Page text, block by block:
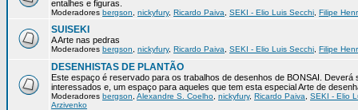
entalhes e figuras.
Moderadores bergson nickyfury, Ricardo Paiva SEKI - Elio Luis Secchi Filipe
SUISEKI
A Arte nas pedras
Moderadores bergson nickyfury, Ricardo Paiva SEKI - Elio Luis Secchi Filipe
DESENHISTAS DE PLANTÃO
Este espaço é reservado para os trabalhos de desenhos de BONSAI. Deverá
interessados e, um espaço para aqueles que tem esta especial Arte de
Moderadores bergson Alexandre S. Coelho nickyfury, Ricardo Paiva
SEKI - Elio
Arzivenko